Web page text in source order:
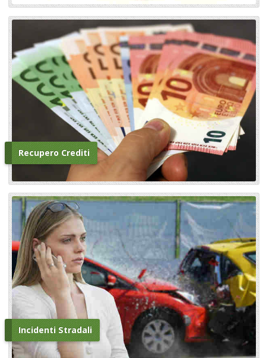
Recupero Crediti
Incidenti Stradali